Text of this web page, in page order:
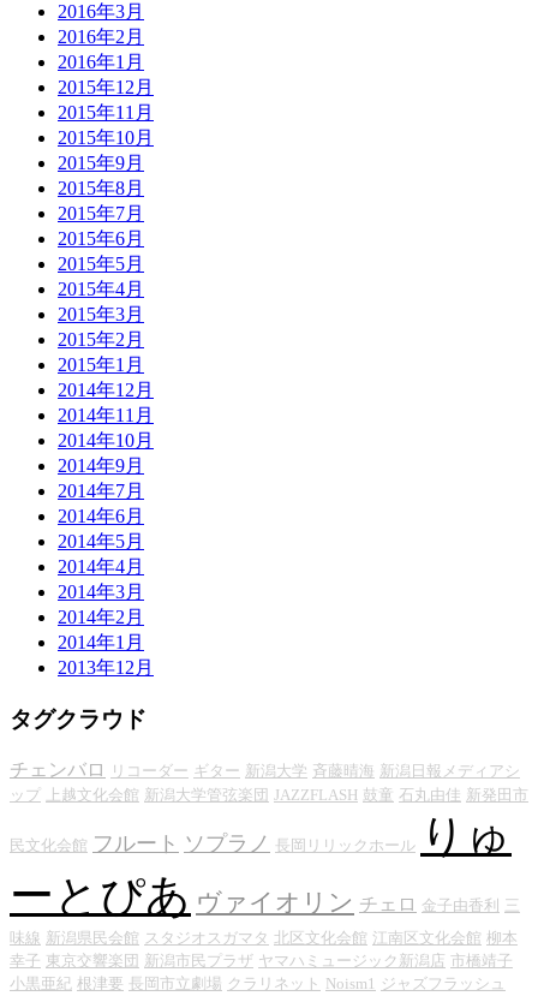
2016年3月
2016年2月
2016年1月
2015年12月
2015年11月
2015年10月
2015年9月
2015年8月
2015年7月
2015年6月
2015年5月
2015年4月
2015年3月
2015年2月
2015年1月
2014年12月
2014年11月
2014年10月
2014年9月
2014年7月
2014年6月
2014年5月
2014年4月
2014年3月
2014年2月
2014年1月
2013年12月
タグクラウド
チェンバロ リコーダー ギター 新潟大学 斉藤晴海 新潟日報メディアシ
ップ
上越文化会館 新潟大学管弦楽団 JAZZFLASH 鼓童 石丸由佳 新発田市
民文化会館 フルート ソプラノ 長岡リリックホール
りゅ
ーとぴあ ヴァイオリン チェロ 金子由香利 三
味線 新潟県民会館 スタジオスガマタ 北区文化会館 江南区文化会館 柳本
幸子 東京交響楽団 新潟市民プラザ ヤマハミュージック新潟店 市橋靖子
小黒亜紀 根津要 長岡市立劇場 クラリネット Noism1 ジャズフラッシュ